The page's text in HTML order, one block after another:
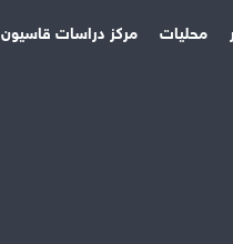
محليات مركز دراسات قاسيون